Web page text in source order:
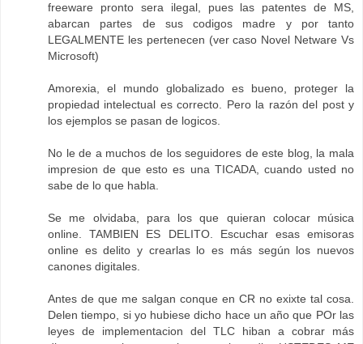
freeware pronto sera ilegal, pues las patentes de MS,
abarcan partes de sus codigos madre y por tanto
LEGALMENTE les pertenecen (ver caso Novel Netware Vs
Microsoft)
Amorexia, el mundo globalizado es bueno, proteger la
propiedad intelectual es correcto. Pero la razón del post y
los ejemplos se pasan de logicos.
No le de a muchos de los seguidores de este blog, la mala
impresion de que esto es una TICADA, cuando usted no
sabe de lo que habla.
Se me olvidaba, para los que quieran colocar música
online. TAMBIEN ES DELITO. Escuchar esas emisoras
online es delito y crearlas lo es más según los nuevos
canones digitales.
Antes de que me salgan conque en CR no exixte tal cosa.
Delen tiempo, si yo hubiese dicho hace un año que POr las
leyes de implementacion del TLC hiban a cobrar más